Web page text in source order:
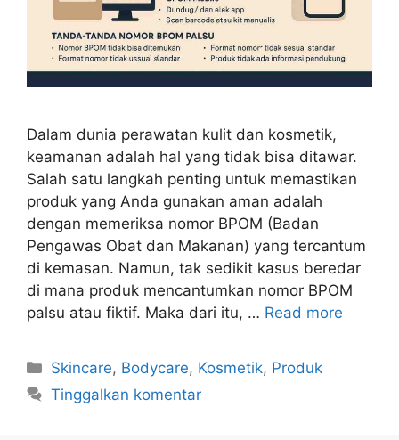
Dalam dunia perawatan kulit dan kosmetik,
keamanan adalah hal yang tidak bisa ditawar.
Salah satu langkah penting untuk memastikan
produk yang Anda gunakan aman adalah
dengan memeriksa nomor BPOM (Badan
Pengawas Obat dan Makanan) yang tercantum
di kemasan. Namun, tak sedikit kasus beredar
di mana produk mencantumkan nomor BPOM
palsu atau fiktif. Maka dari itu, … Read more
Kategori
Skincare, Bodycare, Kosmetik, Produk
Tinggalkan komentar